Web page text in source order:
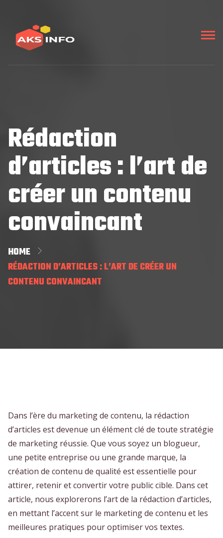
Rédaction
d’articles : l’art de
créer un contenu
convaincant
HOME
RÉDACTION D’ARTICLES : L’ART DE CRÉER UN
CONTENU CONVAINCANT
Dans l’ère du marketing de contenu, la rédaction
d’articles est devenue un élément clé de toute stratégie
de marketing réussie. Que vous soyez un blogueur,
une petite entreprise ou une grande marque, la
création de contenu de qualité est essentielle pour
attirer, retenir et convertir votre public cible. Dans cet
article, nous explorerons l’art de la rédaction d’articles,
en mettant l’accent sur le marketing de contenu et les
meilleures pratiques pour optimiser vos textes.